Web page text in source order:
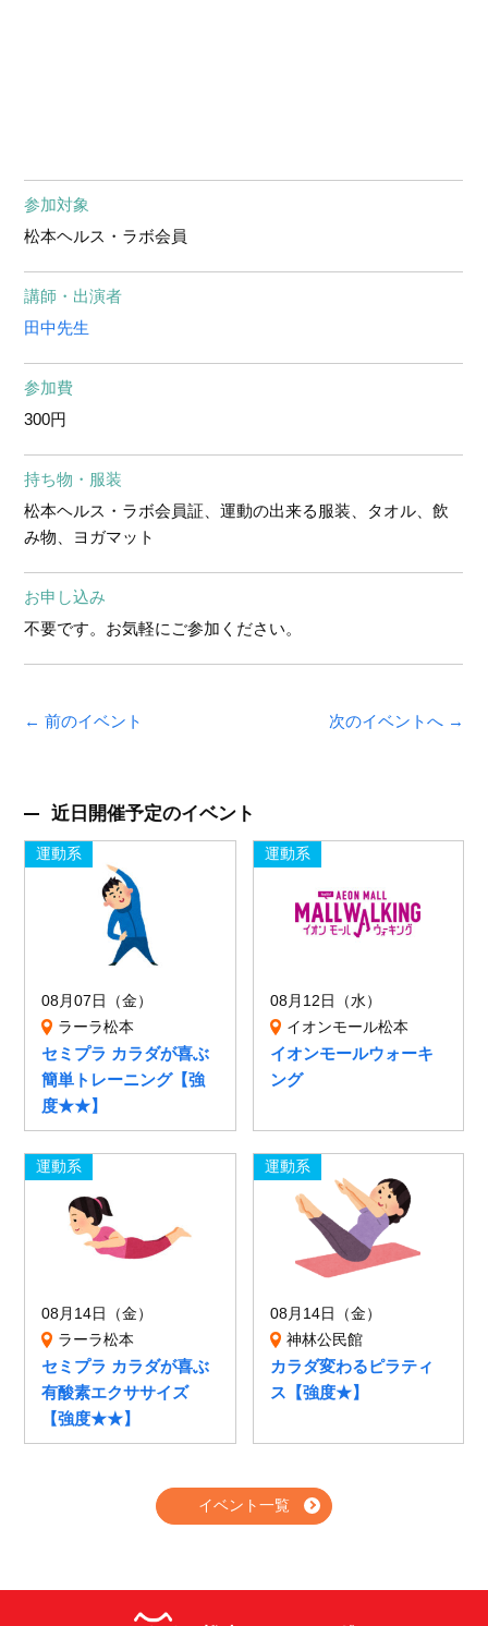
参加対象
松本ヘルス・ラボ会員
講師・出演者
田中先生
参加費
300円
持ち物・服装
松本ヘルス・ラボ会員証、運動の出来る服装、タオル、飲
み物、ヨガマット
お申し込み
不要です。お気軽にご参加ください。
← 前のイベント 次のイベントへ →
近日開催予定のイベント
運動系
08月07日（金）
ラーラ松本
セミプラ カラダが喜ぶ
簡単トレーニング【強
度★★】
運動系
08月12日（水）
イオンモール松本
イオンモールウォーキ
ング
運動系
08月14日（金）
ラーラ松本
セミプラ カラダが喜ぶ
有酸素エクササイズ
【強度★★】
運動系
08月14日（金）
神林公民館
カラダ変わるピラティ
ス【強度★】
イベント一覧